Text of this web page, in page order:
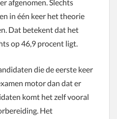
afgenomen. Slechts
in één keer het theorie
Dat betekent dat het
op 46,9 procent ligt.
die de eerste keer
motor dan dat er
komt het zelf vooral
Het